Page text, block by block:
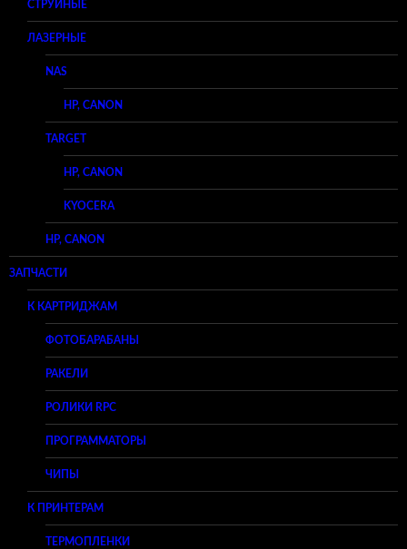
СТРУЙНЫЕ
ЛАЗЕРНЫЕ
NAS
HP, CANON
TARGET
HP, CANON
KYOCERA
HP, CANON
ЗАПЧАСТИ
К КАРТРИДЖАМ
ФОТОБАРАБАНЫ
РАКЕЛИ
РОЛИКИ RPC
ПРОГРАММАТОРЫ
ЧИПЫ
К ПРИНТЕРАМ
ТЕРМОПЛЕНКИ